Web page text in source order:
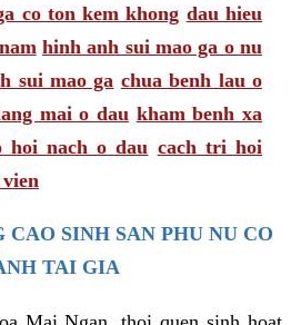
co ton kem khong dau hieu
hinh anh sui mao ga o nu
sui mao ga chua benh lau o
mai o dau kham benh xa
hoi nach o dau cach tri hoi
CAO SINH SAN PHU NU CO
TAI GIA